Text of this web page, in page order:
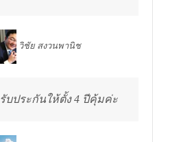
วิชัย สงวนพานิช
รับประกันให้ตั้ง 4 ปีคุ้มค่ะ